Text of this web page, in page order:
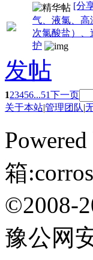
[分
气、液氯、高
次氯酸盐）
护
发帖
123456...51下一页
关于本站|管理团队|
箱
©2008-
豫公网